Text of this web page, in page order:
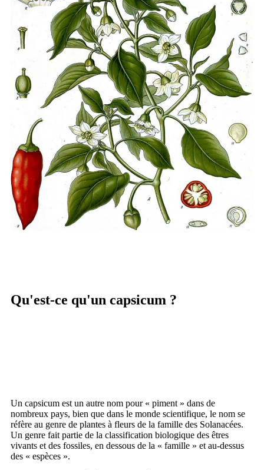
Qu'est-ce qu'un capsicum ?
Un capsicum est un autre nom pour « piment » dans de
nombreux pays, bien que dans le monde scientifique, le nom se
réfère au genre de plantes à fleurs de la famille des Solanacées.
Un genre fait partie de la classification biologique des êtres
vivants et des fossiles, en dessous de la « famille » et au-dessus
des « espèces ».